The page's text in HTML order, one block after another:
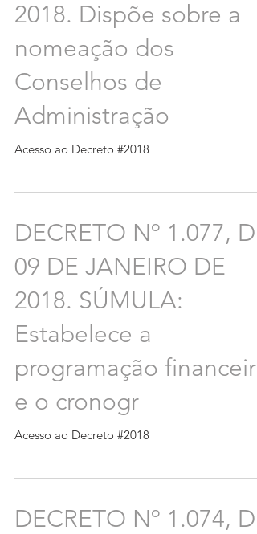
2018. Dispõe sobre a
nomeação dos
Conselhos de
Administração
Acesso ao Decreto #2018
DECRETO Nº 1.077, DE
09 DE JANEIRO DE
2018. SÚMULA:
Estabelece a
programação financeira
e o cronogr
Acesso ao Decreto #2018
DECRETO Nº 1.074, DE